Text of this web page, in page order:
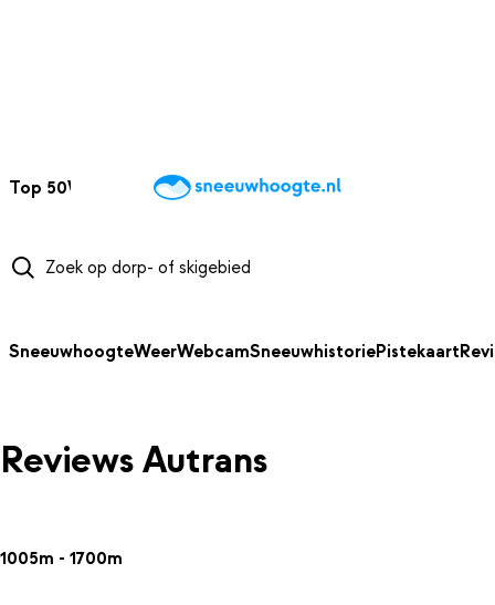
Top 50Webcams WintersportweerKaarten
SneeuwhoogteWeerWebcamSneeuwhistoriePistekaart
Reviews Autrans
1005m - 1700m